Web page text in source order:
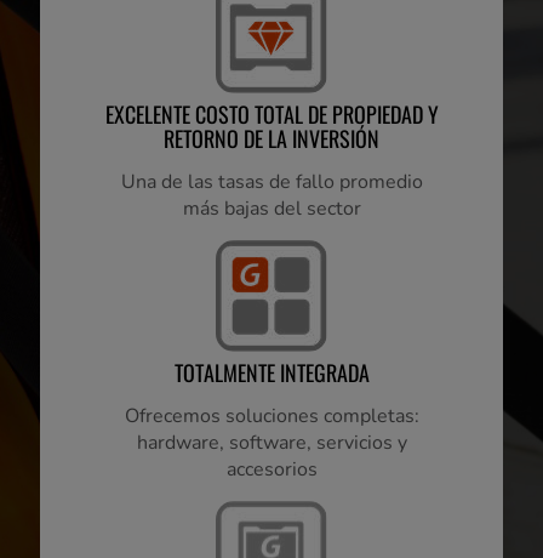
EXCELENTE COSTO TOTAL DE PROPIEDAD Y
RETORNO DE LA INVERSIÓN
Una de las tasas de fallo promedio
más bajas del sector
TOTALMENTE INTEGRADA
Ofrecemos soluciones completas:
hardware, software, servicios y
accesorios